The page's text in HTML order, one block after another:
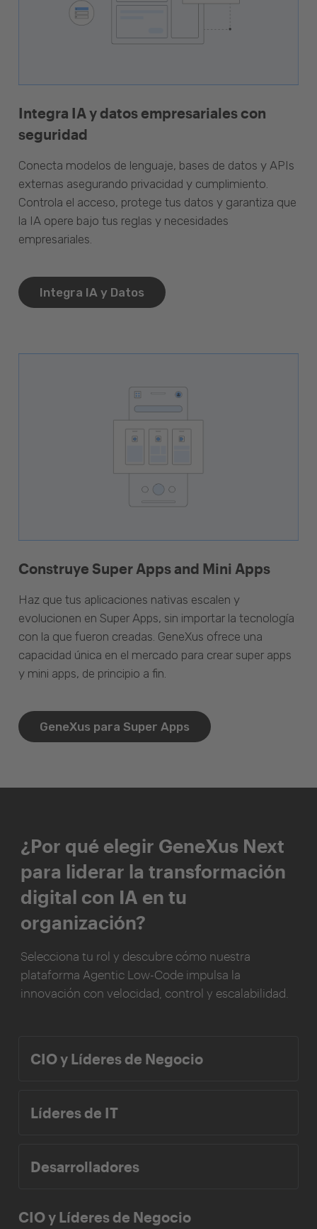
Integra IA y datos empresariales con
seguridad
Conecta modelos de lenguaje, bases de datos y APIs
externas asegurando privacidad y cumplimiento.
Controla el acceso, protege tus datos y garantiza que
la IA opere bajo tus reglas y necesidades
empresariales.
Integra IA y Datos
Construye Super Apps and Mini Apps
Haz que tus aplicaciones nativas escalen y
evolucionen en Super Apps, sin importar la tecnología
con la que fueron creadas. GeneXus ofrece una
capacidad única en el mercado para crear super apps
y mini apps, de principio a fin.
GeneXus para Super Apps
¿Por qué elegir GeneXus Next
para liderar la transformación
digital con IA en tu
organización?
Selecciona tu rol y descubre cómo nuestra
plataforma Agentic Low-Code impulsa la
innovación con velocidad, control y escalabilidad.
CIO y Líderes de Negocio
Líderes de IT
Desarrolladores
CIO y Líderes de Negocio